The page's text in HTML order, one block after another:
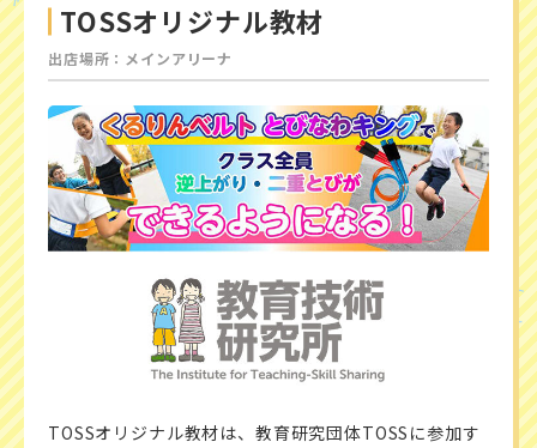
TOSSオリジナル教材
出店場所：メインアリーナ
TOSSオリジナル教材は、教育研究団体TOSSに参加す